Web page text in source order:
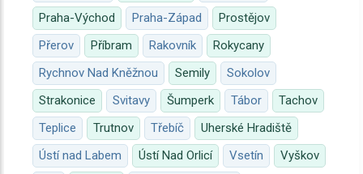
Praha-Východ
Praha-Západ
Prostějov
Přerov
Příbram Rakovník
Rokycany
Rychnov Nad Kněžnou
Semily
Sokolov
Strakonice
Svitavy Šumperk Tábor
Tachov
Teplice
Trutnov Třebíč
Uherské Hradiště
Ústí nad Labem
Ústí Nad Orlicí Vsetín
Vyškov